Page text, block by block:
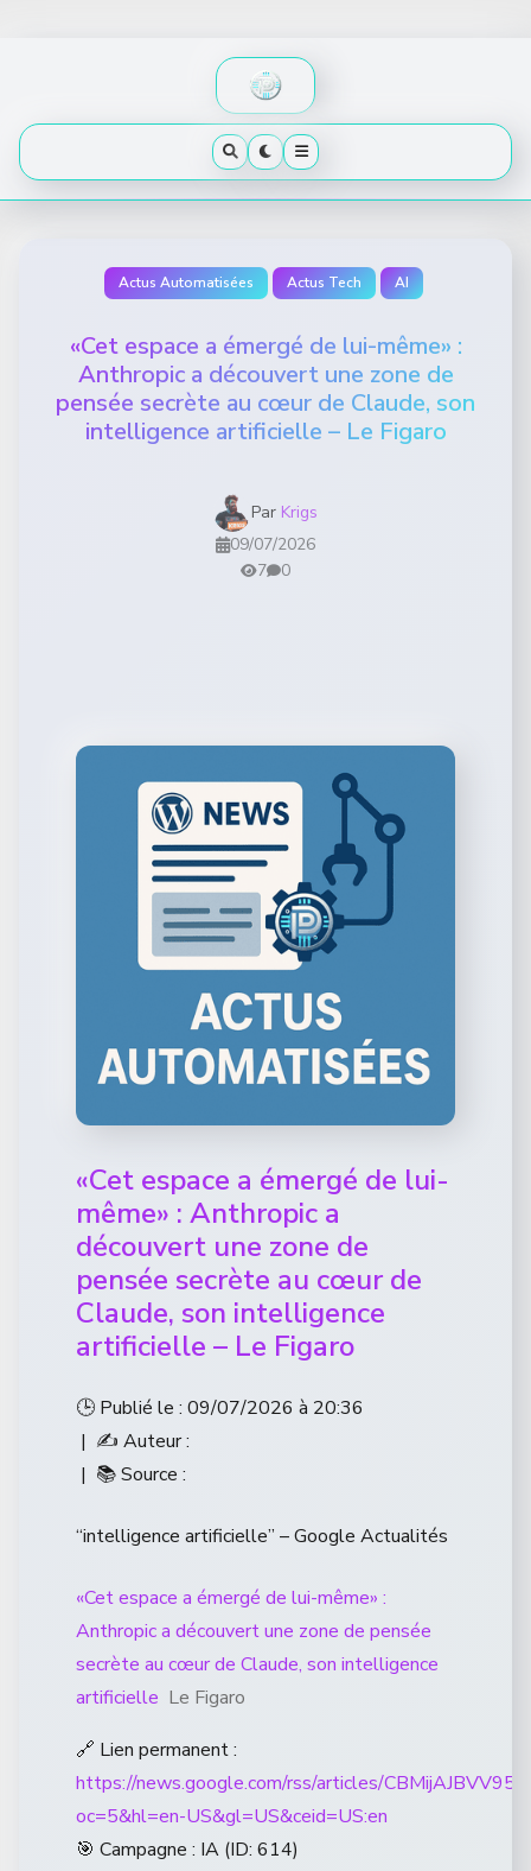
Actus Automatisées Actus Tech AI
«Cet espace a émergé de lui-même» :
Anthropic a découvert une zone de
pensée secrète au cœur de Claude, son
intelligence artificielle – Le Figaro
Par Krigs
09/07/2026
7
0
«Cet espace a émergé de lui-
même» : Anthropic a
découvert une zone de
pensée secrète au cœur de
Claude, son intelligence
artificielle – Le Figaro
🕒 Publié le : 09/07/2026 à 20:36
| ✍️ Auteur :
| 📚 Source :
“intelligence artificielle” – Google Actualités
«Cet espace a émergé de lui-même» :
Anthropic a découvert une zone de pensée
secrète au cœur de Claude, son intelligence
artificielle Le Figaro
🔗 Lien permanent :
https://news.google.com/rss/articles/
oc=5&hl=en-US&gl=US&ceid=US:en
🎯 Campagne : IA (ID: 614)